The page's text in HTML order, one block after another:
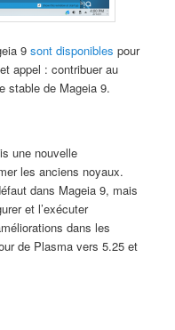
9sont disponibles pour
appel : contribuer au
stable de Mageia 9.
une nouvelle
les anciens noyaux.
dans Mageia 9, mais
et l’exécuter
dans les
de Plasma vers 5.25 et